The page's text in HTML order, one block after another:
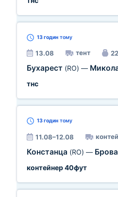
13 годин тому
13.08 тент
Бухарест (RO) —
тнс
13 годин тому
11.08–12.08
Констанца (RO) —
контейнер 40фут